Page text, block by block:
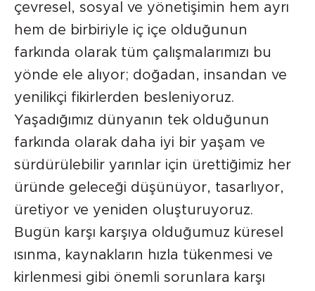
çevresel, sosyal ve yönetişimin hem ayrı
hem de birbiriyle iç içe olduğunun
farkında olarak tüm çalışmalarımızı bu
yönde ele alıyor; doğadan, insandan ve
yenilikçi fikirlerden besleniyoruz.
Yaşadığımız dünyanın tek olduğunun
farkında olarak daha iyi bir yaşam ve
sürdürülebilir yarınlar için ürettiğimiz her
üründe geleceği düşünüyor, tasarlıyor,
üretiyor ve yeniden oluşturuyoruz.
Bugün karşı karşıya olduğumuz küresel
ısınma, kaynakların hızla tükenmesi ve
kirlenmesi gibi önemli sorunlara karşı